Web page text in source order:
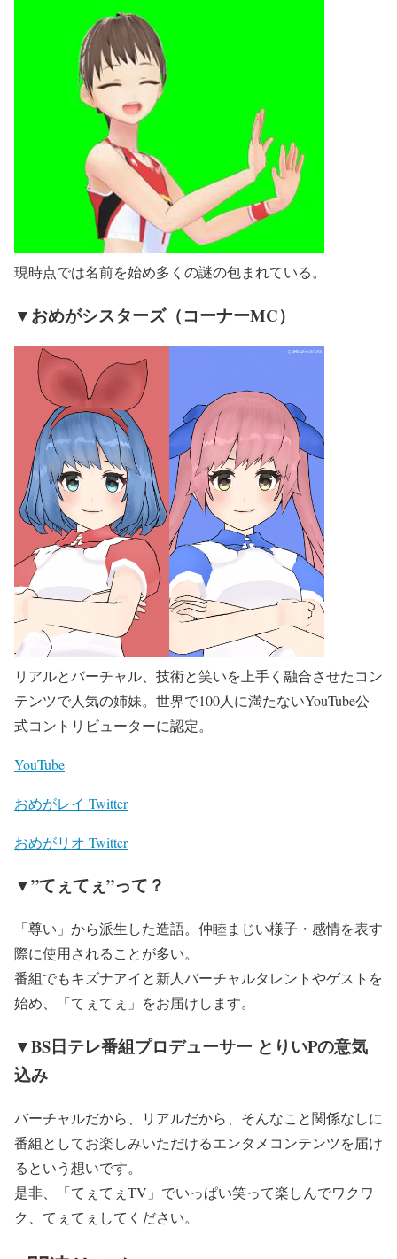
現時点では名前を始め多くの謎の包まれている。
▼おめがシスターズ（コーナーMC）
リアルとバーチャル、技術と笑いを上手く融合させたコン
テンツで人気の姉妹。世界で100人に満たないYouTube公
式コントリビューターに認定。
YouTube
おめがレイ Twitter
おめがリオ Twitter
▼”てぇてぇ”って？
「尊い」から派生した造語。仲睦まじい様子・感情を表す
際に使用されることが多い。
番組でもキズナアイと新人バーチャルタレントやゲストを
始め、「てぇてぇ」をお届けします。
▼BS日テレ番組プロデューサー とりいPの意気
込み
バーチャルだから、リアルだから、そんなこと関係なしに
番組としてお楽しみいただけるエンタメコンテンツを届け
るという想いです。
是非、「てぇてぇTV」でいっぱい笑って楽しんでワクワ
ク、てぇてぇしてください。